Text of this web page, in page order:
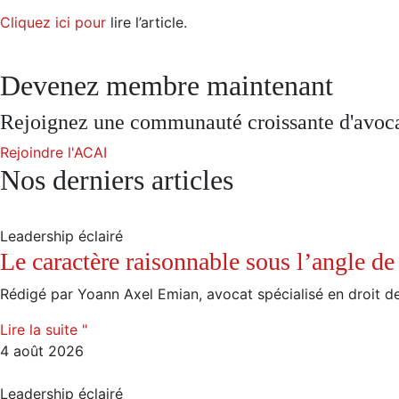
Cliquez ici pour lire l’article.
Devenez membre maintenant
Rejoignez une communauté croissante
Rejoindre l'ACAI
Nos derniers articles
Leadership éclairé
Le caractère raisonnable sous l’angle
Rédigé par Yoann Axel Emian, avocat spécialisé en droit
Lire la suite "
4 août 2026
Leadership éclairé